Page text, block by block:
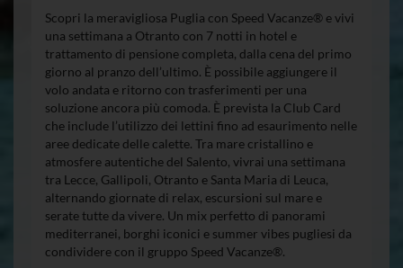
Scopri la meravigliosa Puglia con Speed Vacanze® e vivi
una settimana a Otranto con 7 notti in hotel e
trattamento di pensione completa, dalla cena del primo
giorno al pranzo dell’ultimo. È possibile aggiungere il
volo andata e ritorno con trasferimenti per una
soluzione ancora più comoda. È prevista la Club Card
che include l’utilizzo dei lettini fino ad esaurimento nelle
aree dedicate delle calette. Tra mare cristallino e
atmosfere autentiche del Salento, vivrai una settimana
tra Lecce, Gallipoli, Otranto e Santa Maria di Leuca,
alternando giornate di relax, escursioni sul mare e
serate tutte da vivere. Un mix perfetto di panorami
mediterranei, borghi iconici e summer vibes pugliesi da
condividere con il gruppo Speed Vacanze®.